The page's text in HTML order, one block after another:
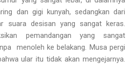
dan gigi kunyah, sedangkan dari
suara desisan yang sangat keras.
pemandangan yang sangat
menoleh ke belakang. Musa pergi
ular itu tidak akan mengejarnya.